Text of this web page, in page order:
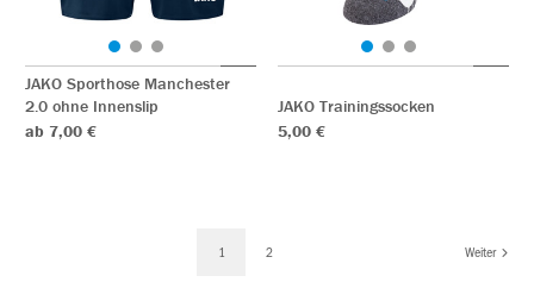
JAKO Sporthose Manchester
2.0 ohne Innenslip
ab 7,00 €
JAKO Trainingssocken
5,00 €
1 2 Weiter